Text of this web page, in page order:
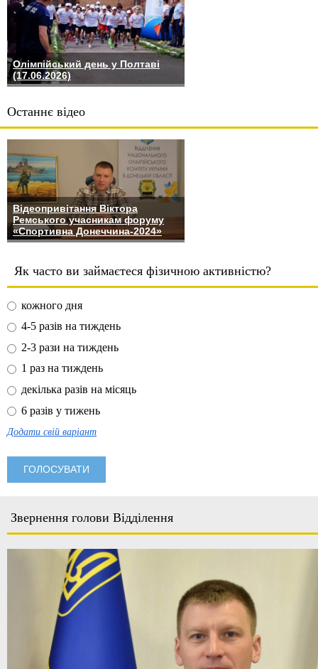
Олімпійський день у Полтаві
(17.06.2026)
Останнє відео
Відеопривітання Віктора
Ремського учасникам форуму
«Спортивна Донеччина-2024»
Як часто ви займаєтеся фізичною активністю?
кожного дня
4-5 разів на тиждень
2-3 рази на тиждень
1 раз на тиждень
декілька разів на місяць
6 разів у тижень
Додати свій варіант
Звернення голови Відділення